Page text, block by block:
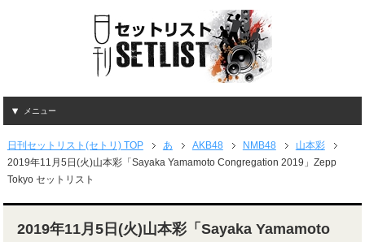
メニュー
日刊セットリスト(セトリ) TOP あ AKB48 NMB48
山本彩
2019年11月5日(火)山本彩「Sayaka Yamamoto Congregation 2019」Zepp
Tokyo セットリスト
2019年11月5日(火)山本彩「Sayaka Yamamoto